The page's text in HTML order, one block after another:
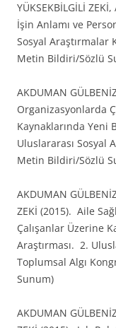
YÜKSEKBİLGİLİ
İşin Anlamı ve
Sosyal Araştırmalar
Metin Bildiri/Sözlü
AKDUMAN
Organizasyonlarda
Kaynaklarında Yeni
Uluslararası Sosyal
Metin Bildiri/Sözlü
AKDUMAN
ZEKİ (2015). Aile
Çalışanlar Üzerine
Araştırması. 2.
Toplumsal Algı
Sunum)
AKDUMAN